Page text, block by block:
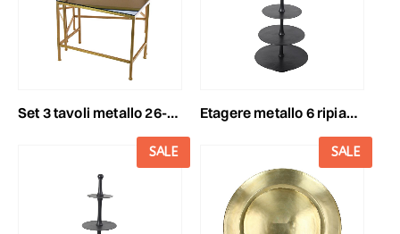
set 3 tavoli metallo 26-38x46-58 cm h.38-58 cm oro etagere metallo 6 ripiani d.63 cm h.152 cm nero
SALE SALE